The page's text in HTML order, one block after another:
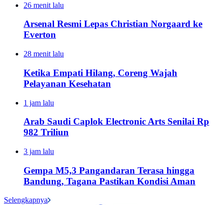
26 menit lalu
Arsenal Resmi Lepas Christian Norgaard ke
Everton
28 menit lalu
Ketika Empati Hilang, Coreng Wajah
Pelayanan Kesehatan
1 jam lalu
Arab Saudi Caplok Electronic Arts Senilai Rp
982 Triliun
3 jam lalu
Gempa M5,3 Pangandaran Terasa hingga
Bandung, Tagana Pastikan Kondisi Aman
Selengkapnya